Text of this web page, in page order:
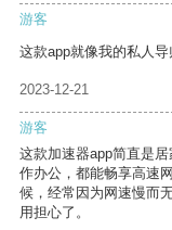
游客
这款app就像我的私人导
2023-12-21
游客
这款加速器app简直是
作办公，都能畅享高速
候，经常因为网速慢而
用担心了。